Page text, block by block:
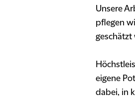
Unsere
pflegen
geschätzt
eigene
dabei, in